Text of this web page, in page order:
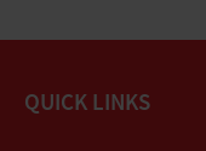
QUICK LINKS